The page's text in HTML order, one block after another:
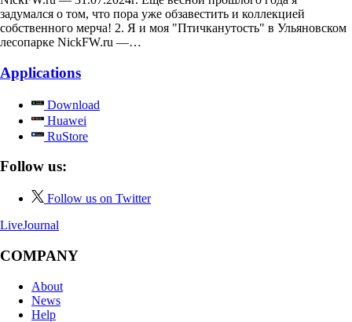
задумался о том, что пора уже обзавестить и коллекцией
собственного мерча! 2. Я и моя "Птичканутость" в Ульяновском
лесопарке NickFW.ru —…
Applications
Download
Huawei
RuStore
Follow us:
Follow us on Twitter
LiveJournal
COMPANY
About
News
Help